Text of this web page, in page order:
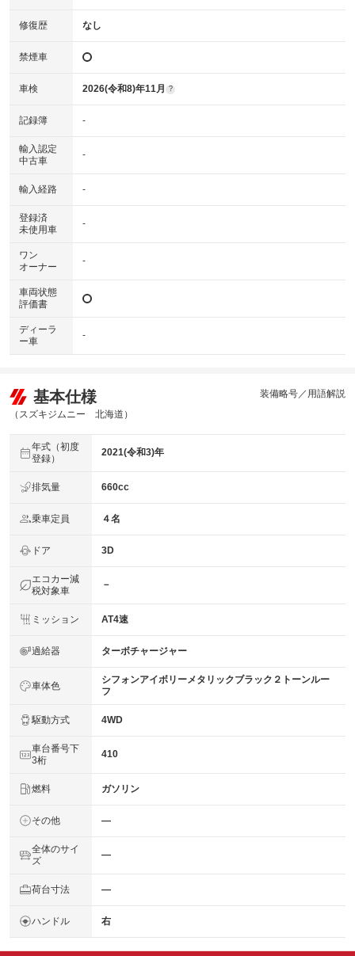
修復歴 なし
禁煙車
車検 2026(令和8)年11月 ?
記録簿 -
輸入認定
中古車
-
輸入経路 -
登録済
未使用車
-
ワン
オーナー
-
車両状態
評価書
ディーラ
ー車
-
基本仕様
（スズキジムニー 北海道）
装備略号／用語解説
年式（初度
登録）
2021(令和3)年
排気量 660cc
乗車定員 ４名
ドア 3D
エコカー減
税対象車
－
ミッション AT4速
過給器 ターボチャージャー
車体色
シフォンアイボリーメタリックブラック２トーンルー
フ
駆動方式 4WD
車台番号下
3桁
410
燃料 ガソリン
その他 ―
全体のサイ
ズ
―
荷台寸法 ―
ハンドル 右